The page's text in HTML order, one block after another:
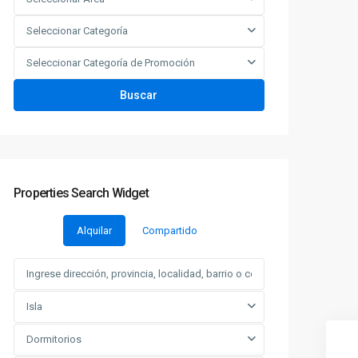
Seleccionar Categoría
Seleccionar Categoría de Promoción
Buscar
Properties Search Widget
Alquilar Compartido
Isla
Dormitorios